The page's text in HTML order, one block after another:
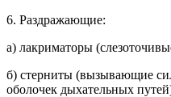
6. Раздражающие:
а) лакриматоры
б) стерниты (вызывающие
оболочек дыхательных